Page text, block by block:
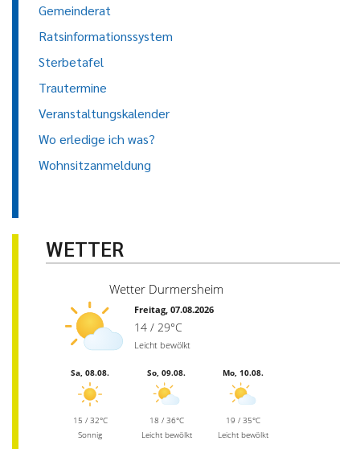
Gemeinderat
Ratsinformationssystem
Sterbetafel
Trautermine
Veranstaltungskalender
Wo erledige ich was?
Wohnsitzanmeldung
WETTER
Wetter Durmersheim
Freitag, 07.08.2026
14 / 29°C
Leicht bewölkt
Sa, 08.08.
15 / 32°C
Sonnig
So, 09.08.
18 / 36°C
Leicht bewölkt
Mo, 10.08.
19 / 35°C
Leicht bewölkt